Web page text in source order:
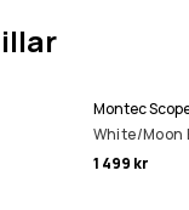
Montec
White/Moon
1 499 kr